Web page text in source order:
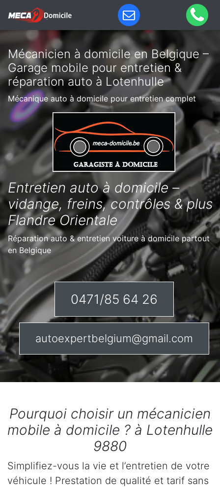
Mécanicien à domicile en Belgique –
Garage mobile pour entretien &
réparation auto à Lotenhulle
Mécanique auto à domicile pour entretien complet
Entretien auto à domicile –
vidange, freins, contrôles & plus
Flandre Orientale
Réparation auto & entretien voiture à domicile partout
en Belgique
0471/85 64 26
autoexpertbelgium@gmail.com
Pourquoi choisir un mécanicien
mobile à domicile ? à Lotenhulle
9880
Simplifiez-vous la vie et l’entretien de votre
véhicule ! Prestation de qualité et tarif sans